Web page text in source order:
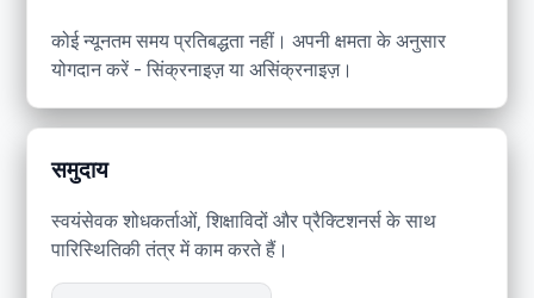
कोई न्यूनतम समय प्रतिबद्धता नहीं। अपनी क्षमता के अनुसार
योगदान करें - सिंक्रनाइज़ या असिंक्रनाइज़।
समुदाय
स्वयंसेवक शोधकर्ताओं, शिक्षाविदों और प्रैक्टिशनर्स के साथ
पारिस्थितिकी तंत्र में काम करते हैं।